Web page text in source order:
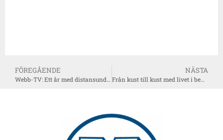
FÖREGÅENDE
Webb-TV: Ett år med distansundervisning – så har det gått
NÄSTA
Från kust till kust med livet i behåll